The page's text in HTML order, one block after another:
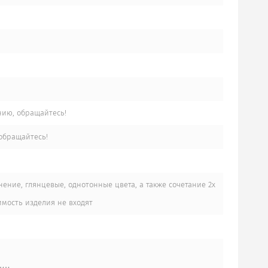
обращайтесь!
глянцевые, однотонные цвета, а также сочетание 2х
изделия не входят